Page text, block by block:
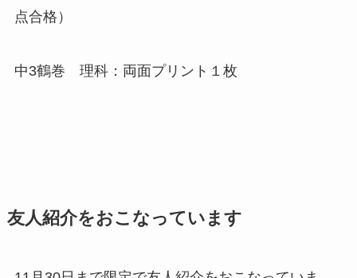
点合格）
中3鶴巻 理科：両面プリント１枚
友人紹介をおこなっています